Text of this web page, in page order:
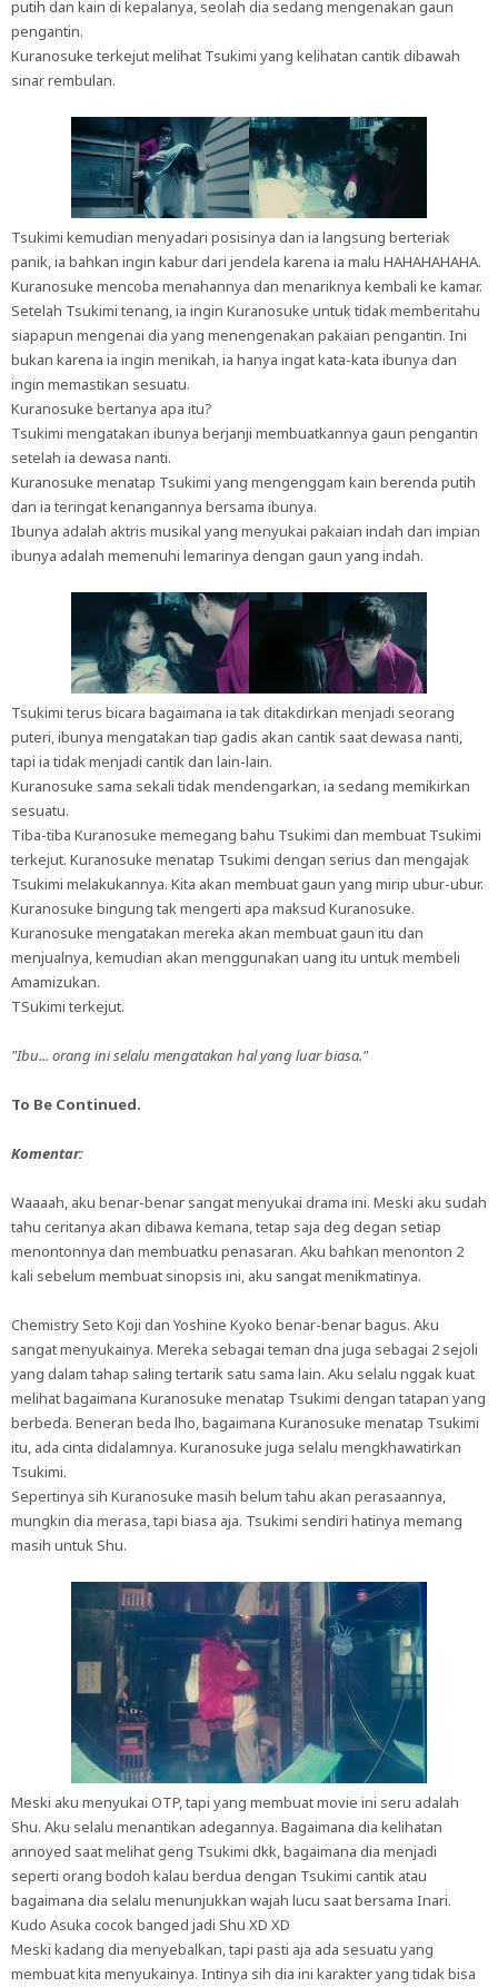
putih dan kain di kepalanya, seolah dia sedang mengenakan gaun
pengantin.
Kuranosuke terkejut melihat Tsukimi yang kelihatan cantik dibawah
sinar rembulan.
Tsukimi kemudian menyadari posisinya dan ia langsung berteriak
panik, ia bahkan ingin kabur dari jendela karena ia malu HAHAHAHAHA.
Kuranosuke mencoba menahannya dan menariknya kembali ke kamar.
Setelah Tsukimi tenang, ia ingin Kuranosuke untuk tidak memberitahu
siapapun mengenai dia yang menengenakan pakaian pengantin. Ini
bukan karena ia ingin menikah, ia hanya ingat kata-kata ibunya dan
ingin memastikan sesuatu.
Kuranosuke bertanya apa itu?
Tsukimi mengatakan ibunya berjanji membuatkannya gaun pengantin
setelah ia dewasa nanti.
Kuranosuke menatap Tsukimi yang mengenggam kain berenda putih
dan ia teringat kenangannya bersama ibunya.
Ibunya adalah aktris musikal yang menyukai pakaian indah dan impian
ibunya adalah memenuhi lemarinya dengan gaun yang indah.
Tsukimi terus bicara bagaimana ia tak ditakdirkan menjadi seorang
puteri, ibunya mengatakan tiap gadis akan cantik saat dewasa nanti,
tapi ia tidak menjadi cantik dan lain-lain.
Kuranosuke sama sekali tidak mendengarkan, ia sedang memikirkan
sesuatu.
Tiba-tiba Kuranosuke memegang bahu Tsukimi dan membuat Tsukimi
terkejut. Kuranosuke menatap Tsukimi dengan serius dan mengajak
Tsukimi melakukannya. Kita akan membuat gaun yang mirip ubur-ubur.
Kuranosuke bingung tak mengerti apa maksud Kuranosuke.
Kuranosuke mengatakan mereka akan membuat gaun itu dan
menjualnya, kemudian akan menggunakan uang itu untuk membeli
Amamizukan.
TSukimi terkejut.
"Ibu... orang ini selalu mengatakan hal yang luar biasa."
To Be Continued.
Komentar:
Waaaah, aku benar-benar sangat menyukai drama ini. Meski aku sudah
tahu ceritanya akan dibawa kemana, tetap saja deg degan setiap
menontonnya dan membuatku penasaran. Aku bahkan menonton 2
kali sebelum membuat sinopsis ini, aku sangat menikmatinya.
Chemistry Seto Koji dan Yoshine Kyoko benar-benar bagus. Aku
sangat menyukainya. Mereka sebagai teman dna juga sebagai 2 sejoli
yang dalam tahap saling tertarik satu sama lain. Aku selalu nggak kuat
melihat bagaimana Kuranosuke menatap Tsukimi dengan tatapan yang
berbeda. Beneran beda lho, bagaimana Kuranosuke menatap Tsukimi
itu, ada cinta didalamnya. Kuranosuke juga selalu mengkhawatirkan
Tsukimi.
Sepertinya sih Kuranosuke masih belum tahu akan perasaannya,
mungkin dia merasa, tapi biasa aja. Tsukimi sendiri hatinya memang
masih untuk Shu.
Meski aku menyukai OTP, tapi yang membuat movie ini seru adalah
Shu. Aku selalu menantikan adegannya. Bagaimana dia kelihatan
annoyed saat melihat geng Tsukimi dkk, bagaimana dia menjadi
seperti orang bodoh kalau berdua dengan Tsukimi cantik atau
bagaimana dia selalu menunjukkan wajah lucu saat bersama Inari.
Kudo Asuka cocok banged jadi Shu XD XD
Meski kadang dia menyebalkan, tapi pasti aja ada sesuatu yang
membuat kita menyukainya. Intinya sih dia ini karakter yang tidak bisa